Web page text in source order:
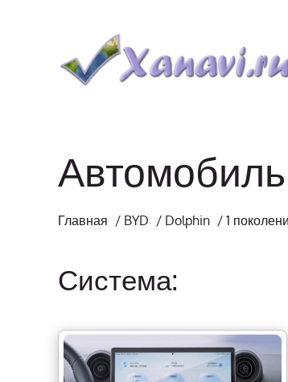
Главная / BYD / Dolphin / 1
Система: